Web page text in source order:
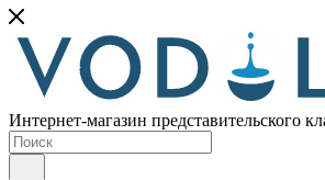
Интернет-магазин представительского